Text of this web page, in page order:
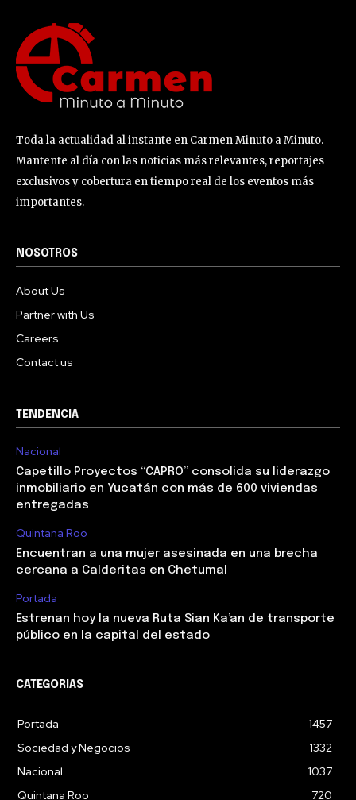
Toda la actualidad al instante en Carmen Minuto a Minuto.
Mantente al día con las noticias más relevantes, reportajes
exclusivos y cobertura en tiempo real de los eventos más
importantes.
NOSOTROS
About Us
Partner with Us
Careers
Contact us
TENDENCIA
Nacional
Capetillo Proyectos “CAPRO” consolida su liderazgo
inmobiliario en Yucatán con más de 600 viviendas
entregadas
Quintana Roo
Encuentran a una mujer asesinada en una brecha
cercana a Calderitas en Chetumal
Portada
Estrenan hoy la nueva Ruta Sian Ka’an de transporte
público en la capital del estado
CATEGORIAS
Portada
1457
Sociedad y Negocios
1332
Nacional
1037
Quintana Roo
720